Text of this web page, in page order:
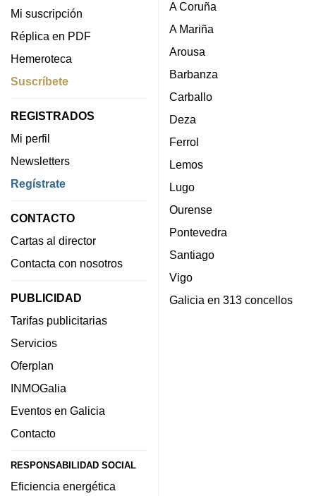
Mi suscripción
Réplica en PDF
Hemeroteca
Suscríbete
REGISTRADOS
Mi perfil
Newsletters
Regístrate
CONTACTO
Cartas al director
Contacta con nosotros
PUBLICIDAD
Tarifas publicitarias
Servicios
Oferplan
INMOGalia
Eventos en Galicia
Contacto
RESPONSABILIDAD SOCIAL
Eficiencia energética
A Coruña
A Mariña
Arousa
Barbanza
Carballo
Deza
Ferrol
Lemos
Lugo
Ourense
Pontevedra
Santiago
Vigo
Galicia en 313 concellos